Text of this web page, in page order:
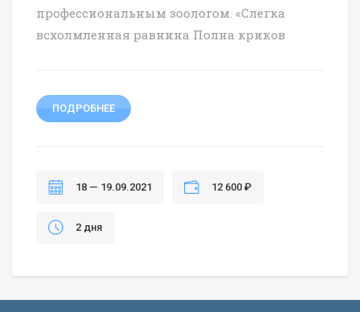
профессиональным зоологом. «Слегка
всхолмленная равнина Полна криков
ПОДРОБНЕЕ
18 — 19.09.2021 12 600 ₽
2 дня